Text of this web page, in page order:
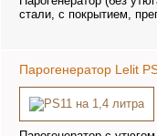
стали, с покрытием,
Парогенератор Lelit